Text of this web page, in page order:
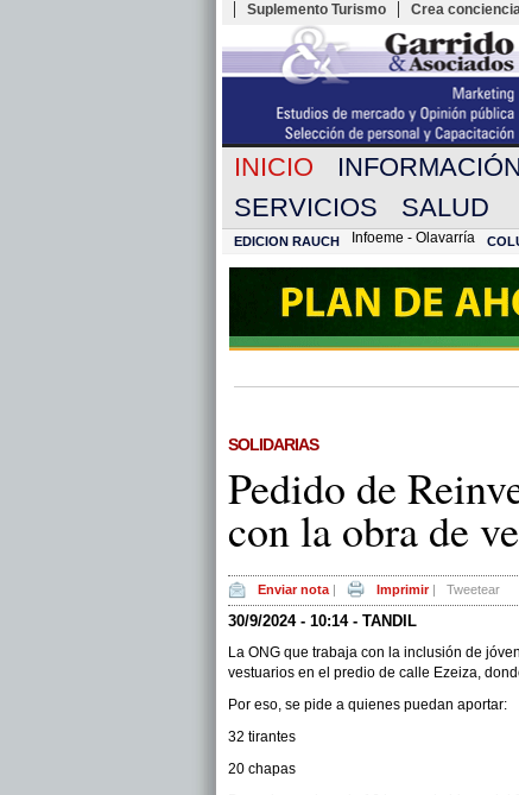
Suplemento Turismo Crea
INICIO INFORMACIÓN
SERVICIOS
SALUD
EDICION RAUCH Infoeme - Olavarría
SOLIDARIAS
Pedido de
con la obra de
Enviar nota | Imprimir| Tweetear
30/9/2024 - 10:14 - TANDIL
La ONG que trabaja con la inclusión de
vestuarios en el predio de calle Ezeiza,
Por eso, se pide a quienes puedan aportar:
32 tirantes
20 chapas